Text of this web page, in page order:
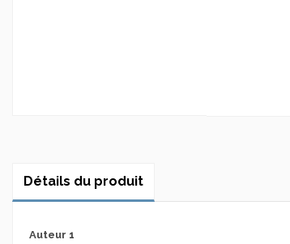
Détails du produit
Auteur 1